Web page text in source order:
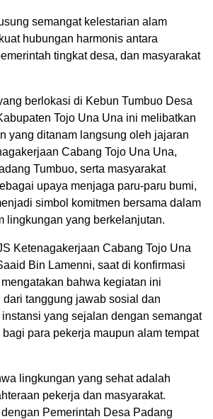
semangat kelestarian alam
hubungan harmonis antara
tingkat desa, dan masyarakat
berlokasi di Kebun Tumbuo Desa
Tojo Una Una ini melibatkan
yang ditanam langsung oleh jajaran
Cabang Tojo Una Una,
Tumbuo, serta masyarakat
upaya menjaga paru-paru bumi,
simbol komitmen bersama dalam
lingkungan yang berkelanjutan.
Ketenagakerjaan Cabang Tojo Una
Bin Lamenni, saat di konfirmasi
bahwa kegiatan ini
tanggung jawab sosial dan
instansi yang sejalan dengan semangat
para pekerja maupun alam tempat
lingkungan yang sehat adalah
pekerja dan masyarakat.
Pemerintah Desa Padang